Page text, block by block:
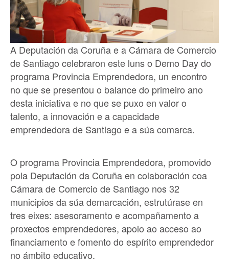
A Deputación da Coruña e a Cámara de Comercio
de Santiago celebraron este luns o Demo Day do
programa Provincia Emprendedora, un encontro
no que se presentou o balance do primeiro ano
desta iniciativa e no que se puxo en valor o
talento, a innovación e a capacidade
emprendedora de Santiago e a súa comarca.
O programa Provincia Emprendedora, promovido
pola Deputación da Coruña en colaboración coa
Cámara de Comercio de Santiago nos 32
municipios da súa demarcación, estrutúrase en
tres eixes: asesoramento e acompañamento a
proxectos emprendedores, apoio ao acceso ao
financiamento e fomento do espírito emprendedor
no ámbito educativo.